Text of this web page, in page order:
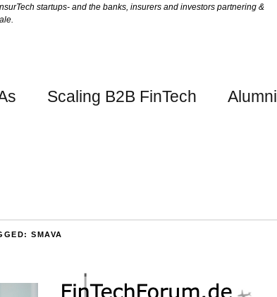
startups- and the banks, insurers and investors partnering &
Scaling B2B FinTech Alumni
SMAVA